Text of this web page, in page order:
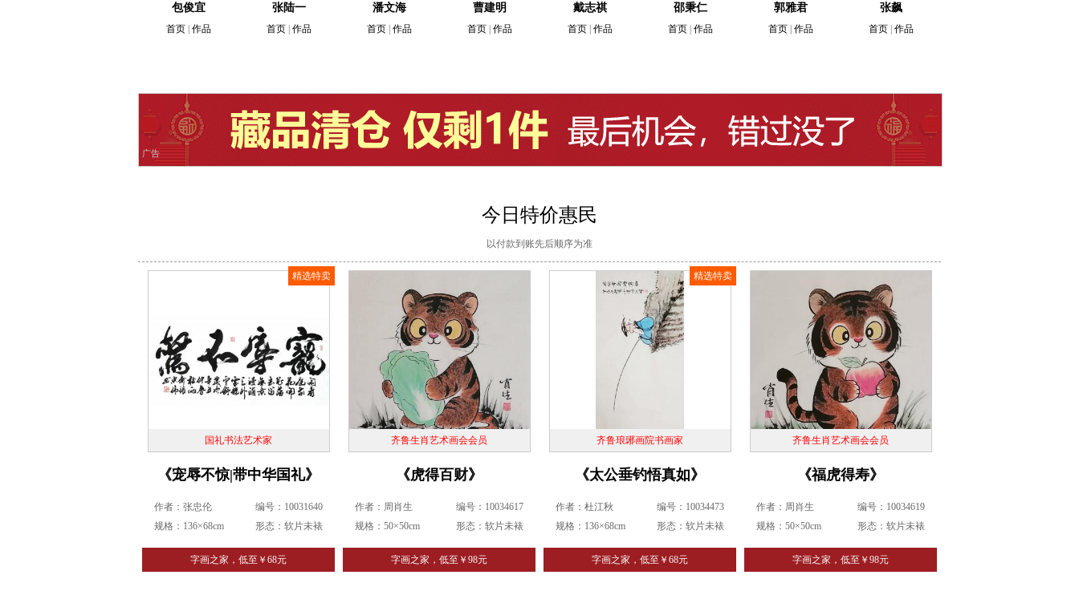
包俊宜
首页| 作品
张陆一
首页| 作品
潘文海
首页| 作品
曹建明
首页| 作品
戴志祺
首页| 作品
邵秉仁
首页| 作品
郭雅君
首页| 作品
张飙
首页| 作品
广告
今日特价惠民
以付款到账先后顺序为准
精选特卖
国礼书法艺术家
《宠辱不惊|带中华国礼》
作者：张忠伦
规格：136×68cm
编号：10031640
形态：软片未裱
字画之家，低至￥68元
齐鲁生肖艺术画会会员
《虎得百财》
作者：周肖生
规格：50×50cm
编号：10034617
形态：软片未裱
字画之家，低至￥98元
精选特卖
齐鲁琅琊画院书画家
《太公垂钓悟真如》
作者：杜江秋
规格：136×68cm
编号：10034473
形态：软片未裱
字画之家，低至￥68元
齐鲁生肖艺术画会会员
《福虎得寿》
作者：周肖生
规格：50×50cm
编号：10034619
形态：软片未裱
字画之家，低至￥98元